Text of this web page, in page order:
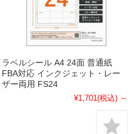
ラベルシール A4 24面 普通紙
FBA対応 インクジェット・レー
ザー両用 FS24
¥1,701(税込) ～